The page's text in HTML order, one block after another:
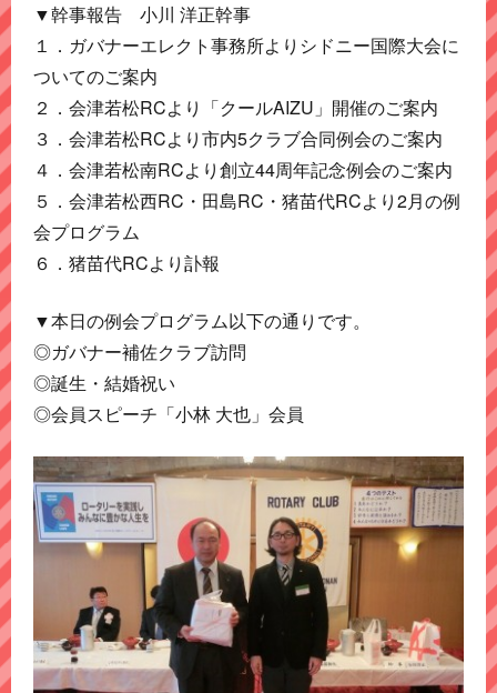
▼幹事報告 小川 洋正幹事
１．ガバナーエレクト事務所よりシドニー国際大会に
ついてのご案内
２．会津若松RCより「クールAIZU」開催のご案内
３．会津若松RCより市内5クラブ合同例会のご案内
４．会津若松南RCより創立44周年記念例会のご案内
５．会津若松西RC・田島RC・猪苗代RCより2月の例
会プログラム
６．猪苗代RCより訃報
▼本日の例会プログラム以下の通りです。
◎ガバナー補佐クラブ訪問
◎誕生・結婚祝い
◎会員スピーチ「小林 大也」会員